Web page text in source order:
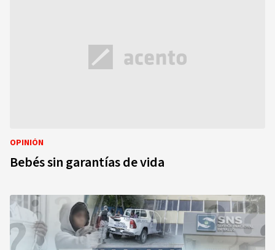
OPINIÓN
Bebés sin garantías de vida